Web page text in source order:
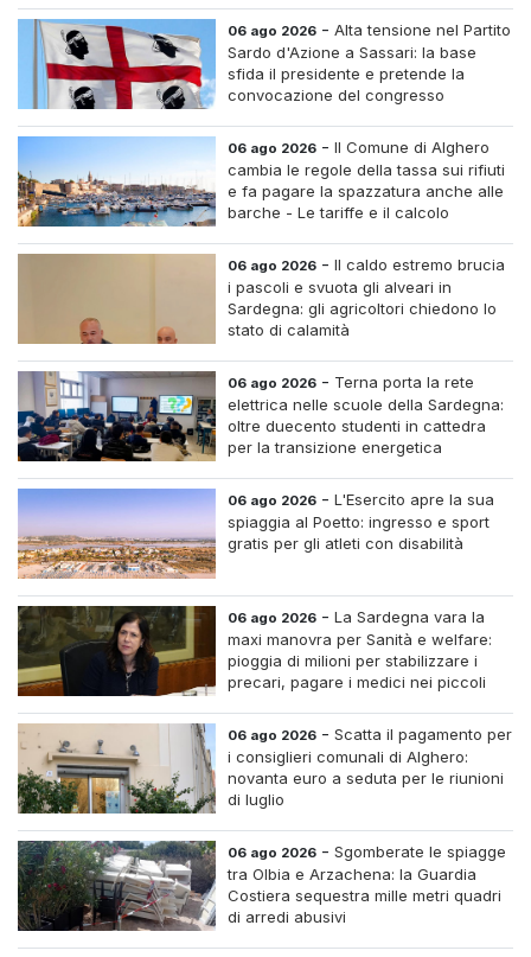
06 ago 2026 -Alta tensione nel Partito
Sardo d'Azione a Sassari: la base
sfida il presidente e pretende la
convocazione del congresso
06 ago 2026 -Il Comune di Alghero
cambia le regole della tassa sui rifiuti
e fa pagare la spazzatura anche alle
barche - Le tariffe e il calcolo
06 ago 2026 -Il caldo estremo brucia
i pascoli e svuota gli alveari in
Sardegna: gli agricoltori chiedono lo
stato di calamità
06 ago 2026 - Terna porta la rete
elettrica nelle scuole della Sardegna:
oltre duecento studenti in cattedra
per la transizione energetica
06 ago 2026 -L'Esercito apre la sua
spiaggia al Poetto: ingresso e sport
gratis per gli atleti con disabilità
06 ago 2026 -La Sardegna vara la
maxi manovra per Sanità e welfare:
pioggia di milioni per stabilizzare i
precari, pagare i medici nei piccoli
06 ago 2026 -Scatta il pagamento per
i consiglieri comunali di Alghero:
novanta euro a seduta per le riunioni
di luglio
06 ago 2026 -Sgomberate le spiagge
tra Olbia e Arzachena: la Guardia
Costiera sequestra mille metri quadri
di arredi abusivi